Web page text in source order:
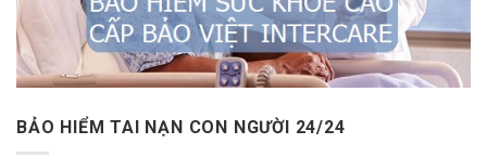
BẢO HIỂM TAI NẠN CON NGƯỜI 24/24